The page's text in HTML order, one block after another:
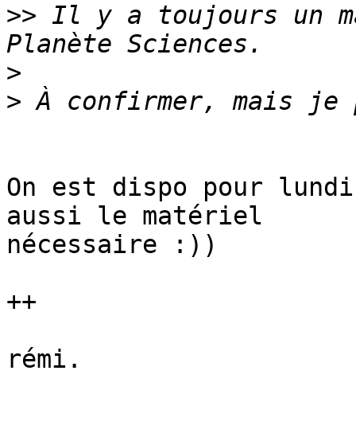
>> Il y a toujours un
>
>
On est dispo pour
aussi le matériel
nécessaire :))
++
rémi.